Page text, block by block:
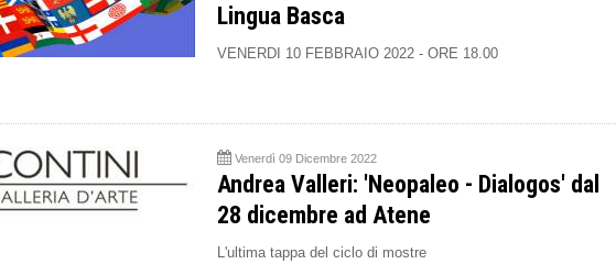
Lingua Basca
VENERDI 10 FEBBRAIO 2022 - ORE 18.00
Venerdì 09 Dicembre 2022
Andrea Valleri: 'Neopaleo - Dialogos' dal
28 dicembre ad Atene
L'ultima tappa del ciclo di mostre